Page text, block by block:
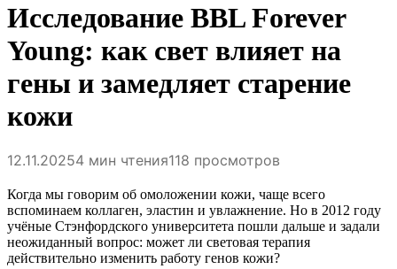
Исследование BBL Forever
Young: как свет влияет на
гены и замедляет старение
кожи
12.11.20254 мин чтения118 просмотров
Когда мы говорим об омоложении кожи, чаще всего
вспоминаем коллаген, эластин и увлажнение. Но в 2012 году
учёные Стэнфордского университета пошли дальше и задали
неожиданный вопрос: может ли световая терапия
действительно изменить работу генов кожи?